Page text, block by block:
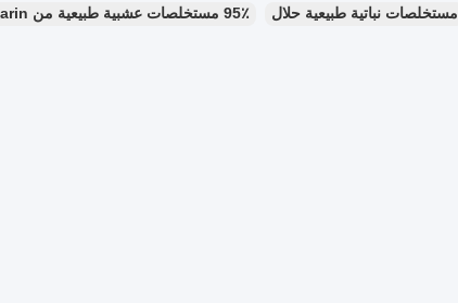
مستخلصات نباتية طبيعية حلال 95٪ مستخلصات عشبية طبيعية من Swertiamarin